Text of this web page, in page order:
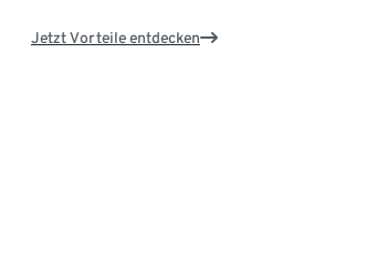
Jetzt Vorteile entdecken